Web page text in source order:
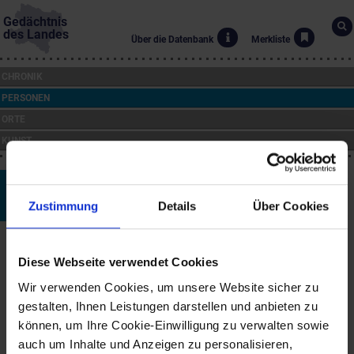
Zustimmung Details Über Cookies
Diese Webseite verwendet Cookies
Wir verwenden Cookies, um unsere Website sicher zu
gestalten, Ihnen Leistungen darstellen und anbieten zu
können, um Ihre Cookie-Einwilligung zu verwalten sowie
auch um Inhalte und Anzeigen zu personalisieren,
Gedächtnis
des Landes
Über die Datenbank Merkliste
PERSONEN
KUNST
Bernhard Tragut
*1957
Bernhard Tragut wurde 1957 in Purgstall geboren. Zunächst
erlernte er den Beruf des Vergolders (1973-1975) und restaurierte
Kirchen. 1976 kam er nach Wien und studierte an der Akademie
der bildenden Künste bei Rudolf Hausner (1976-1983).
1980 gründete er die Band "Rucki-Zucki-Palmen-Combo", eine